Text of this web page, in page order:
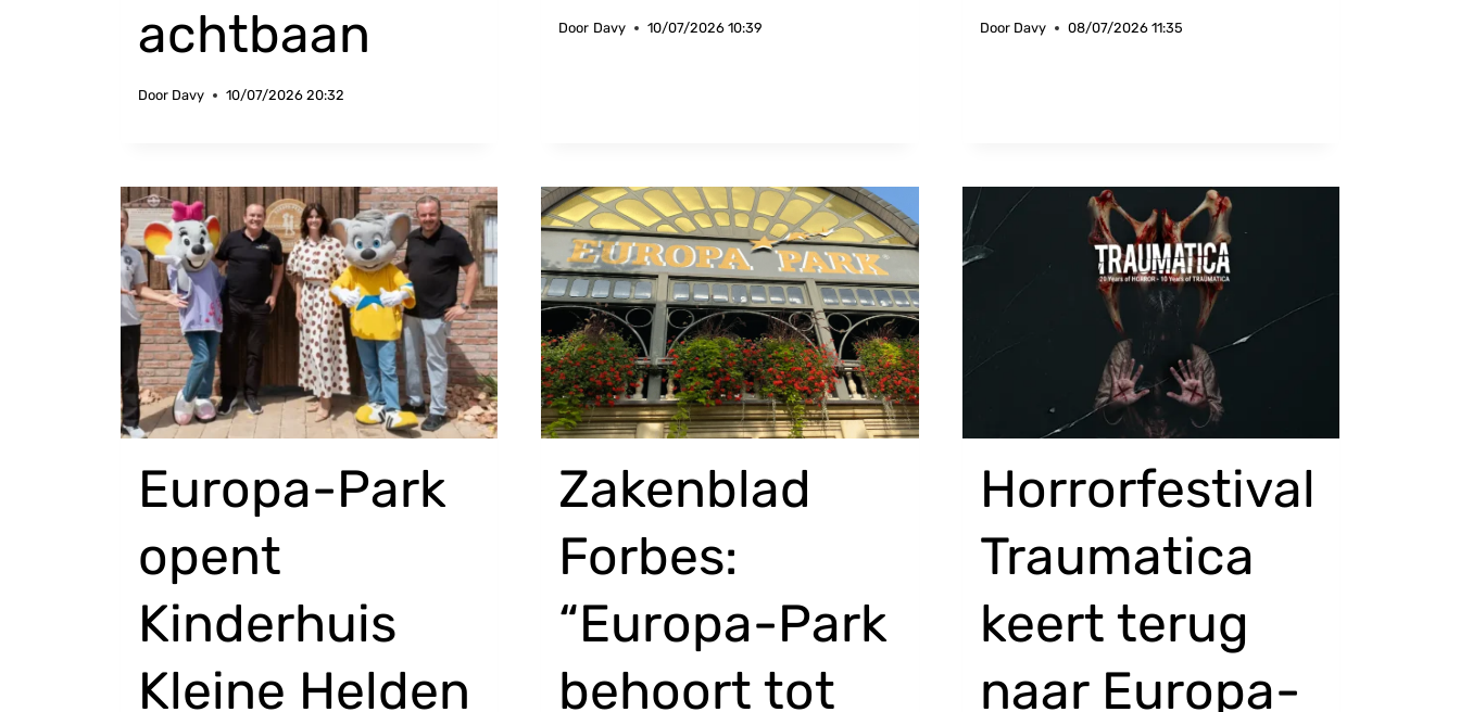
achtbaan
Door Davy 10/07/2026 20:32
Door Davy 10/07/2026 10:39 Door Davy 08/07/2026 11:35
Europa-Park
opent
Kinderhuis
Kleine Helden
Zakenblad
Forbes:
“Europa-Park
behoort tot
Horrorfestival
Traumatica
keert terug
naar Europa-